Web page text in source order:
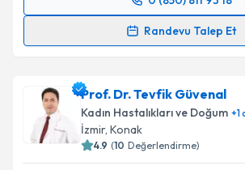
Randevu Talep Et
Randevu Takvimi Talebi
takvim hazırlandığında e-posta ile
E-posta Adresiniz
Prof. Dr. Tevfik Güvenal
Kadın Hastalıkları ve Doğum +1
İzmir, Konak
4.9 (10 Değerlendirme)